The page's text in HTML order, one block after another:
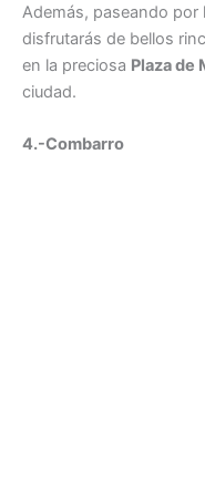
Además, paseando
disfrutarás de bellos
en la preciosa Plaza de
ciudad.
4.-Combarro